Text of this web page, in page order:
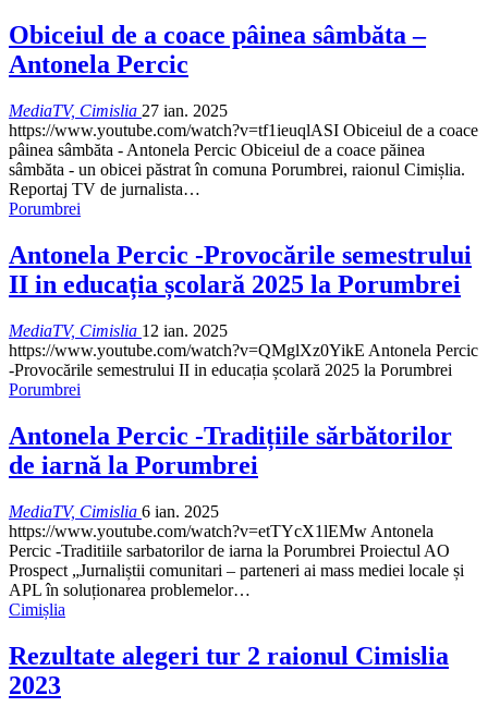
Obiceiul de a coace pâinea sâmbăta –
Antonela Percic
MediaTV, Cimislia 27 ian. 2025
https://www.youtube.com/watch?v=tf1ieuqlASI Obiceiul de a coace
pâinea sâmbăta - Antonela Percic Obiceiul de a coace păinea
sâmbăta - un obicei păstrat în comuna Porumbrei, raionul Cimișlia.
Reportaj TV de jurnalista…
Porumbrei
Antonela Percic -Provocările semestrului
II in educația școlară 2025 la Porumbrei
MediaTV, Cimislia 12 ian. 2025
https://www.youtube.com/watch?v=QMglXz0YikE Antonela Percic
-Provocările semestrului II in educația școlară 2025 la Porumbrei
Porumbrei
Antonela Percic -Tradițiile sărbătorilor
de iarnă la Porumbrei
MediaTV, Cimislia 6 ian. 2025
https://www.youtube.com/watch?v=etTYcX1lEMw Antonela
Percic -Traditiile sarbatorilor de iarna la Porumbrei Proiectul AO
Prospect „Jurnaliștii comunitari – parteneri ai mass mediei locale și
APL în soluționarea problemelor…
Cimișlia
Rezultate alegeri tur 2 raionul Cimislia
2023